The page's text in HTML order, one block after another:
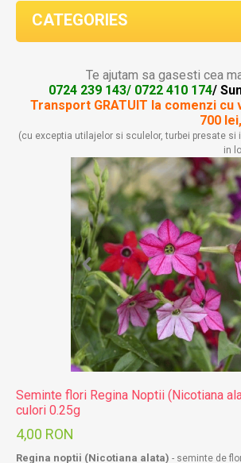
CATEGORIES
Te ajutam sa gasesti cea
0724 239 143/ 0722 410 174/
Transport GRATUIT la comenzi cu
700
(cu exceptia utilajelor si sculelor, turbei presate si
in
Seminte flori Regina Noptii (Nicotiana
culori 0.25g
4,00 RON
Regina noptii (Nicotiana alata) - seminte de